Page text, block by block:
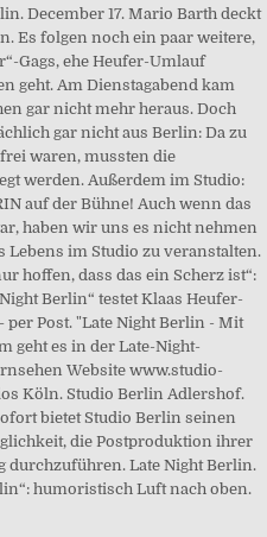
December 17. Mario Barth deckt
Es folgen noch ein paar weitere,
Gags, ehe Heufer-Umlauf
geht. Am Dienstagabend kam
gar nicht mehr heraus. Doch
gar nicht aus Berlin: Da zu
waren, mussten die
werden. Außerdem im Studio:
auf der Bühne! Auch wenn das
haben wir uns es nicht nehmen
Lebens im Studio zu veranstalten.
hoffen, dass das ein Scherz ist“:
Berlin“ testet Klaas Heufer-
per Post. "Late Night Berlin - Mit
geht es in der Late-Night-
Website www.studio-
Köln. Studio Berlin Adlershof.
bietet Studio Berlin seinen
die Postproduktion ihrer
durchzuführen. Late Night Berlin.
humoristisch Luft nach oben.